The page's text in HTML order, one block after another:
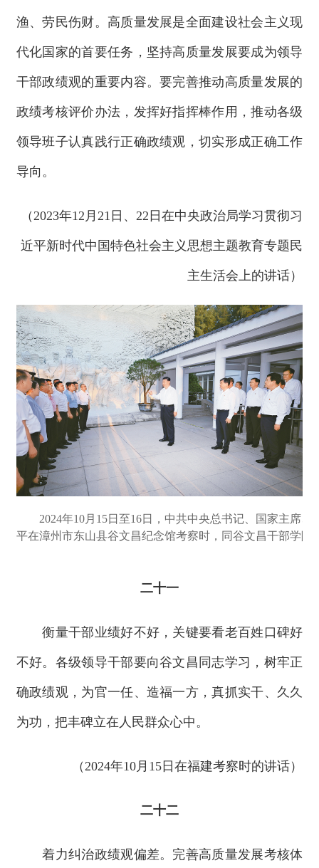
渔、劳民伤财。高质量发展是全面建设社会主义现
代化国家的首要任务，坚持高质量发展要成为领导
干部政绩观的重要内容。要完善推动高质量发展的
政绩考核评价办法，发挥好指挥棒作用，推动各级
领导班子认真践行正确政绩观，切实形成正确工作
导向。
（2023年12月21日、22日在中央政治局学习贯彻习
近平新时代中国特色社会主义思想主题教育专题民
主生活会上的讲话）
2024年10月15日至16日，中共中央总书记、国家主席、
平在漳州市东山县谷文昌纪念馆考察时，同谷文昌干部学院
二十一
衡量干部业绩好不好，关键要看老百姓口碑好
不好。各级领导干部要向谷文昌同志学习，树牢正
确政绩观，为官一任、造福一方，真抓实干、久久
为功，把丰碑立在人民群众心中。
（2024年10月15日在福建考察时的讲话）
二十二
着力纠治政绩观偏差。完善高质量发展考核体